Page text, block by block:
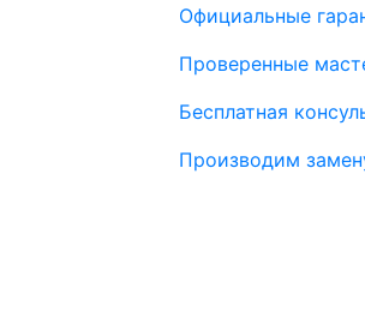
Официальные
Проверенные
Бесплатная
Производим